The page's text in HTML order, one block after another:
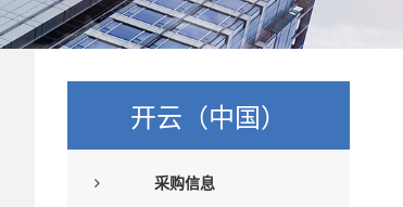
开云（中国）
采购信息